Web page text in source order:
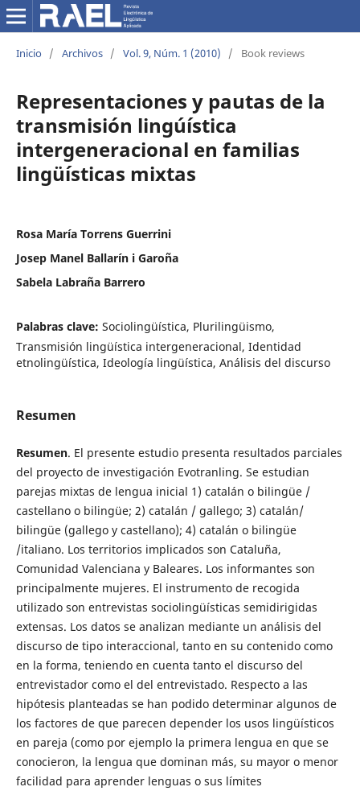
Inicio / Archivos / Vol. 9, Núm. 1 (2010) / Book reviews
Representaciones y pautas de la
transmisión lingúística
intergeneracional en familias
lingüísticas mixtas
Rosa María Torrens Guerrini
Josep Manel Ballarín i Garoña
Sabela Labraña Barrero
Palabras clave: Sociolingüística, Plurilingüismo,
Transmisión lingüística intergeneracional, Identidad
etnolingüística, Ideología lingüística, Análisis del discurso
Resumen
Resumen. El presente estudio presenta resultados parciales
del proyecto de investigación Evotranling. Se estudian
parejas mixtas de lengua inicial 1) catalán o bilingüe /
castellano o bilingüe; 2) catalán / gallego; 3) catalán/
bilingüe (gallego y castellano); 4) catalán o bilingüe
/italiano. Los territorios implicados son Cataluña,
Comunidad Valenciana y Baleares. Los informantes son
principalmente mujeres. El instrumento de recogida
utilizado son entrevistas sociolingüísticas semidirigidas
extensas. Los datos se analizan mediante un análisis del
discurso de tipo interaccional, tanto en su contenido como
en la forma, teniendo en cuenta tanto el discurso del
entrevistador como el del entrevistado. Respecto a las
hipótesis planteadas se han podido determinar algunos de
los factores de que parecen depender los usos lingüísticos
en pareja (como por ejemplo la primera lengua en que se
conocieron, la lengua que dominan más, su mayor o menor
facilidad para aprender lenguas o sus límites